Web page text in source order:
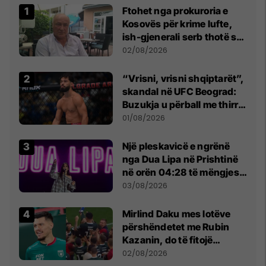
Ftohet nga prokuroria e
Kosovës për krime lufte,
ish-gjenerali serb thotë se
dikush e tradhtoi në
02/08/2026
“Vrisni, vrisni shqiptarët”,
skandal në UFC Beograd:
Buzukja u përball me thirrje
anti-shqiptare nga
01/08/2026
Një pleskavicë e ngrënë
nga Dua Lipa në Prishtinë
në orën 04:28 të mëngjesit
- dhe bota digjitale serbe
03/08/2026
Mirlind Daku mes lotëve
përshëndetet me Rubin
Kazanin, do të fitojë
miliona te Spartak Moska
02/08/2026